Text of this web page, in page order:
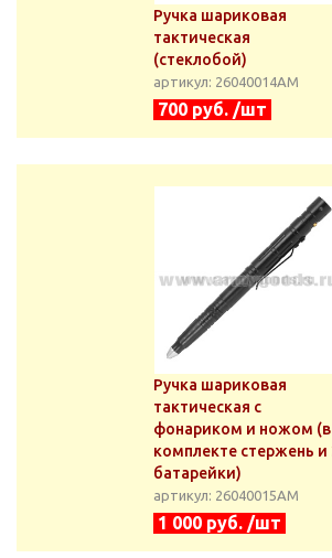
Ручка шариковая
тактическая
(стеклобой)
артикул: 26040014АМ
700 руб. /шт
Ручка шариковая
тактическая с
фонариком и ножом (в
комплекте стержень и
батарейки)
артикул: 26040015АМ
1 000 руб. /шт